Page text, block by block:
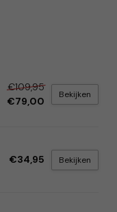
€109,95
€79,00
Bekijken
€34,95 Bekijken